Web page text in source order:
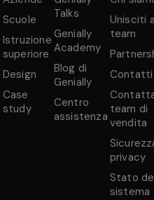
Scuole
Istruzione
superiore
Design
Case
study
Talks
Genially
Academy
Blog di
Genially
Centro
assistenza
Unisciti
team
Contatti
team di
vendita
privacy
Stato
sistema